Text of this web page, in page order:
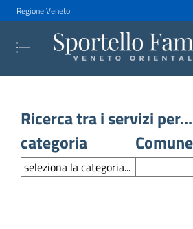
Regione Veneto
Ricerca tra i servizi per...
categoria
Comune